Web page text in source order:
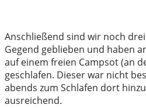
Anschließend sind wir noch
Gegend geblieben und haben
auf einem freien Campsot (an
geschlafen. Dieser war nicht
abends zum Schlafen dort
ausreichend.